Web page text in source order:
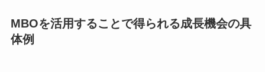
MBOを活用することで得られる成長機会の具
体例